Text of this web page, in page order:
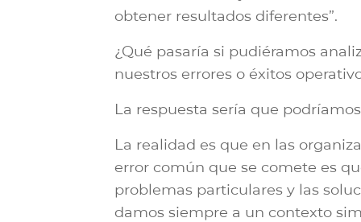
obtener resultados diferentes”.
¿Qué pasaría si pudiéramos
nuestros errores o éxitos
La respuesta sería que
La realidad es que en las
error común que se comete es
problemas particulares y las
damos siempre a un contexto